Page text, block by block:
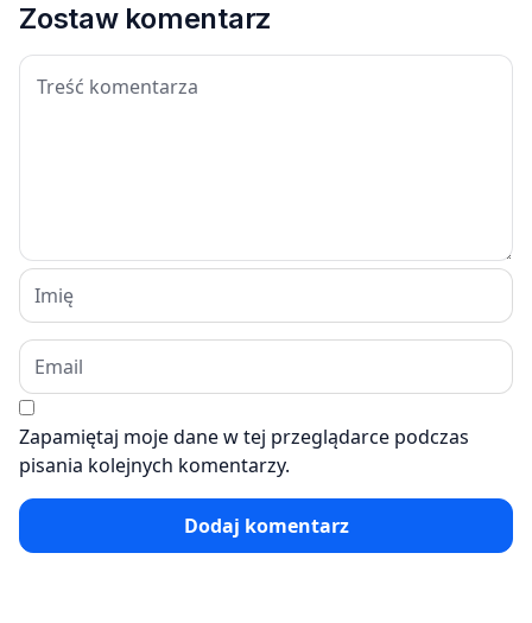
Zostaw komentarz
Zapamiętaj moje dane w tej przeglądarce podczas
pisania kolejnych komentarzy.
Dodaj komentarz